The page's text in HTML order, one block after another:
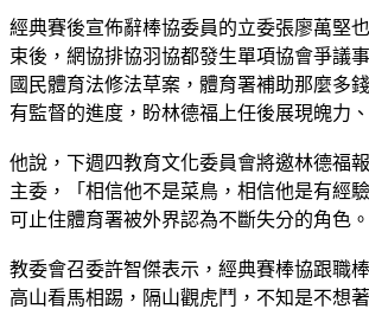
經典賽後宣佈辭棒協委員的立委張廖萬堅
束後，網協排協羽協都發生單項協會爭議
國民體育法修法草案，體育署補助那麼多
有監督的進度，盼林德福上任後展現魄力
他說，下週四教育文化委員會將邀林德福
主委，「相信他不是菜鳥，相信他是有經
可止住體育署被外界認為不斷失分的角色。
教委會召委許智傑表示，經典賽棒協跟職
高山看馬相踢，隔山觀虎鬥，不知是不想